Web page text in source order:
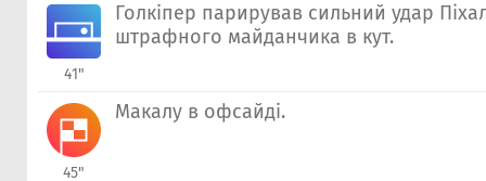
41"
Голкіпер парирував сильний удар
штрафного майданчика в кут.
45"
Макалу в офсайді.